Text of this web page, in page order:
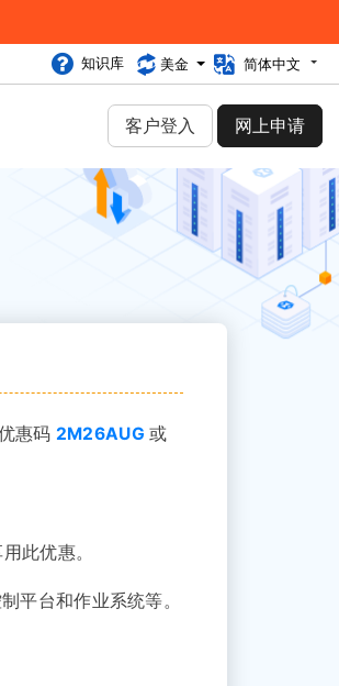
知识库 美金 简体中文
客户登入 网上申请
惠码 2M26AUG 或
此优惠。
平台和作业系统等。